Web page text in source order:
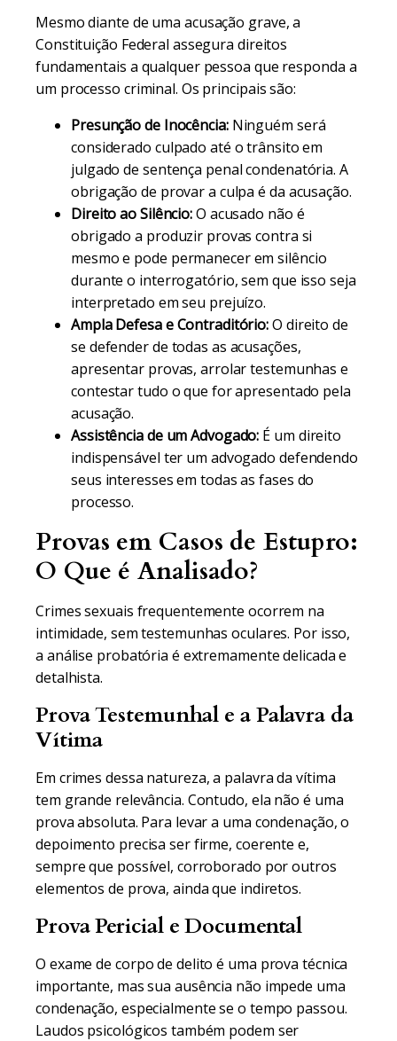
Mesmo diante de uma acusação grave, a
Constituição Federal assegura direitos
fundamentais a qualquer pessoa que responda a
um processo criminal. Os principais são:
Presunção de Inocência:Ninguém será
considerado culpado até o trânsito em
julgado de sentença penal condenatória. A
obrigação de provar a culpa é da acusação.
Direito ao Silêncio:O acusado não é
obrigado a produzir provas contra si
mesmo e pode permanecer em silêncio
durante o interrogatório, sem que isso seja
interpretado em seu prejuízo.
Ampla Defesa e Contraditório:O direito de
se defender de todas as acusações,
apresentar provas, arrolar testemunhas e
contestar tudo o que for apresentado pela
acusação.
Assistência de um Advogado: É um direito
indispensável ter um advogado defendendo
seus interesses em todas as fases do
processo.
Provas em Casos de Estupro:
O Que é Analisado?
Crimes sexuais frequentemente ocorrem na
intimidade, sem testemunhas oculares. Por isso,
a análise probatória é extremamente delicada e
detalhista.
Prova Testemunhal e a Palavra da
Vítima
Em crimes dessa natureza, a palavra da vítima
tem grande relevância. Contudo, ela não é uma
prova absoluta. Para levar a uma condenação, o
depoimento precisa ser firme, coerente e,
sempre que possível, corroborado por outros
elementos de prova, ainda que indiretos.
Prova Pericial e Documental
O exame de corpo de delito é uma prova técnica
importante, mas sua ausência não impede uma
condenação, especialmente se o tempo passou.
Laudos psicológicos também podem ser